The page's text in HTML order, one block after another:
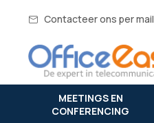
Contacteer ons per mail
MEETINGS EN
CONFERENCING